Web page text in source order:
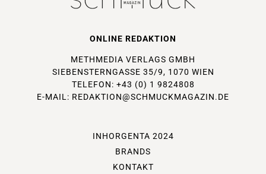
ONLINE REDAKTION
METHMEDIA VERLAGS GMBH
SIEBENSTERNGASSE 35/9, 1070 WIEN
TELEFON: +43 (0) 1 9824808
E-MAIL: REDAKTION@SCHMUCKMAGAZIN.DE
INHORGENTA 2024
BRANDS
KONTAKT